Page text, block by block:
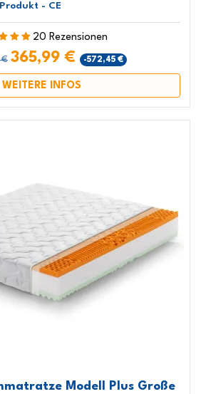
- CE
20 Rezensionen
€ 365,99 € -572,45 €
WEITERE INFOS
Modell Plus Große